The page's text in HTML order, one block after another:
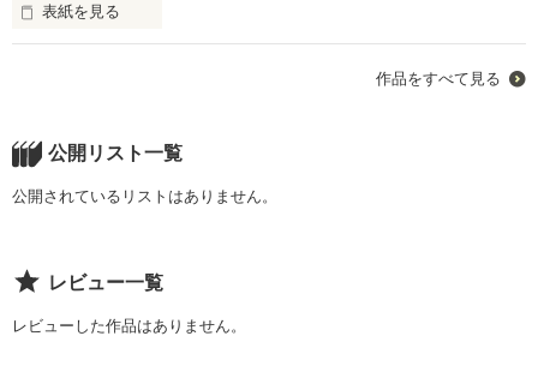
表紙を見る
    ドＳ執事
  霧生 秦(ｷﾘｭｳ ｼﾝ)
いきなり執事が現れて…？
作品をすべて見る
公開リスト一覧
公開されているリストはありません。
レビュー一覧
レビューした作品はありません。